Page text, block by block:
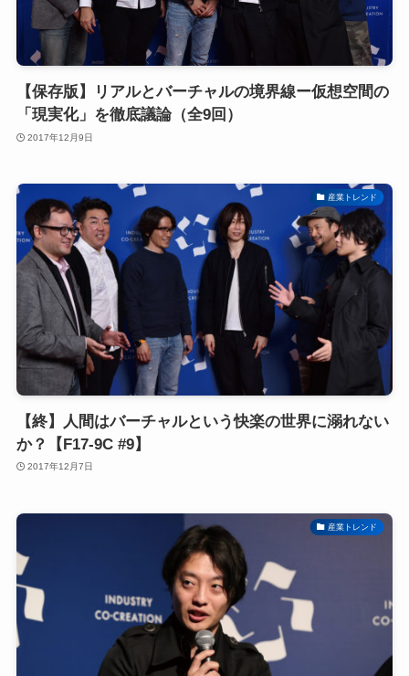
【保存版】リアルとバーチャルの境界線ー仮想空間の
「現実化」を徹底議論（全9回）
2017年12月9日
産業トレンド
【終】人間はバーチャルという快楽の世界に溺れない
か？【F17-9C #9】
2017年12月7日
産業トレンド